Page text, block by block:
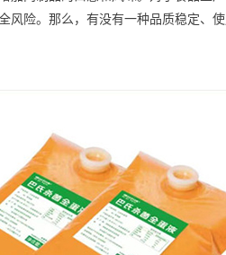
风险。 那么，有没有一种品质稳定、